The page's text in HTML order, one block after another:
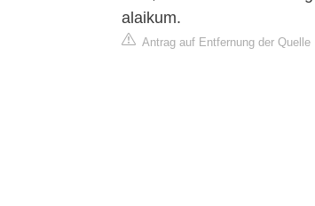
alaikum.
Antrag auf Entfernung der Quelle